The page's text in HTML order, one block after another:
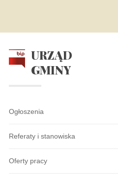
URZĄD
GMINY
Ogłoszenia
Referaty i stanowiska
Oferty pracy